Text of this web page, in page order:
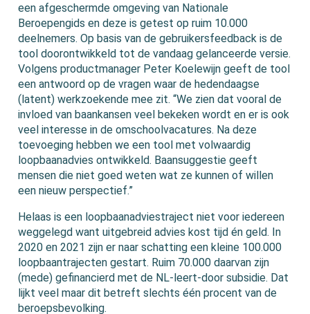
een afgeschermde omgeving van Nationale
Beroepengids en deze is getest op ruim 10.000
deelnemers. Op basis van de gebruikersfeedback is de
tool doorontwikkeld tot de vandaag gelanceerde versie.
Volgens productmanager Peter Koelewijn geeft de tool
een antwoord op de vragen waar de hedendaagse
(latent) werkzoekende mee zit. “We zien dat vooral de
invloed van baankansen veel bekeken wordt en er is ook
veel interesse in de omschoolvacatures. Na deze
toevoeging hebben we een tool met volwaardig
loopbaanadvies ontwikkeld. Baansuggestie geeft
mensen die niet goed weten wat ze kunnen of willen
een nieuw perspectief.”
Helaas is een loopbaanadviestraject niet voor iedereen
weggelegd want uitgebreid advies kost tijd én geld. In
2020 en 2021 zijn er naar schatting een kleine 100.000
loopbaantrajecten gestart. Ruim 70.000 daarvan zijn
(mede) gefinancierd met de NL-leert-door subsidie. Dat
lijkt veel maar dit betreft slechts één procent van de
beroepsbevolking.